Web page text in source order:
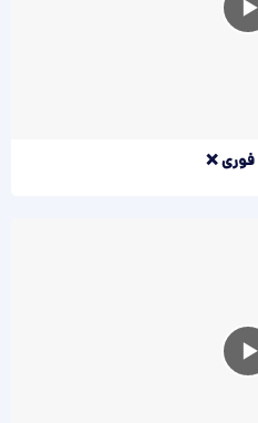
فوری ❌